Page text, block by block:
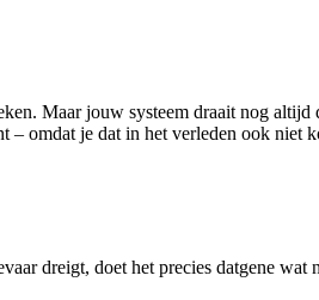
Maar jouw systeem draait nog
– omdat je dat in het verleden ook niet
dreigt, doet het precies datgene